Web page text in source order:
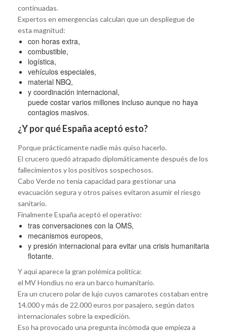
continuadas.
Expertos en emergencias calculan que un despliegue de
esta magnitud:
con horas extra,
combustible,
logística,
vehículos especiales,
material NBQ,
y coordinación internacional,
puede costar varios millones incluso aunque no haya
contagios masivos.
¿Y por qué España aceptó esto?
Porque prácticamente nadie más quiso hacerlo.
El crucero quedó atrapado diplomáticamente después de los
fallecimientos y los positivos sospechosos.
Cabo Verde no tenía capacidad para gestionar una
evacuación segura y otros países evitaron asumir el riesgo
sanitario.
Finalmente España aceptó el operativo:
tras conversaciones con la OMS,
mecanismos europeos,
y presión internacional para evitar una crisis humanitaria
flotante.
Y aquí aparece la gran polémica política:
el MV Hondius no era un barco humanitario.
Era un crucero polar de lujo cuyos camarotes costaban entre
14.000 y más de 22.000 euros por pasajero, según datos
internacionales sobre la expedición.
Eso ha provocado una pregunta incómoda que empieza a